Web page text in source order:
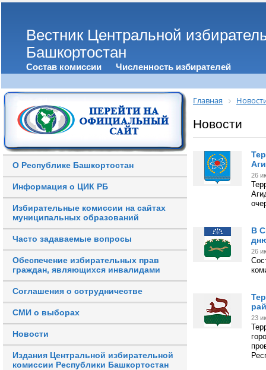
Вестник Центральной
Башкортостан
Состав комиссии Численность избирателей
О Республике Башкортостан
Информация о ЦИК РБ
Избирательные комиссии на сайтах
муниципальных образований
Часто задаваемые вопросы
Обеспечение избирательных прав
граждан, являющихся инвалидами
Соглашения о сотрудничестве
СМИ о выборах
Новости
Издания Центральной избирательной
комиссии Республики Башкортостан
Главная
Новости
26
В
26
23